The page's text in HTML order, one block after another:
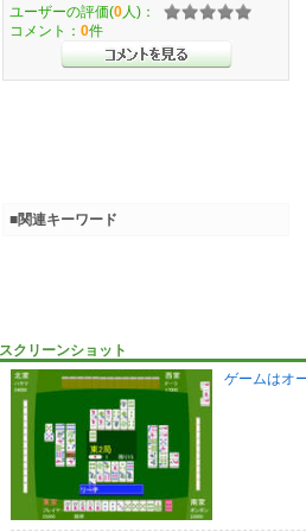
スクリーンショット
ゲームはオ
ユーザーの評価(0 人)：
コメント： 0件
■関連キーワード